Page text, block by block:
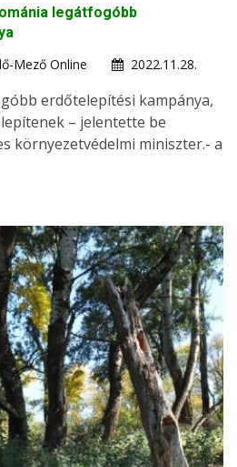
legátfogóbb
Mező Online
2022.11.28.
erdőtelepítési kampánya,
– jelentette be
környezetvédelmi miniszter.- a